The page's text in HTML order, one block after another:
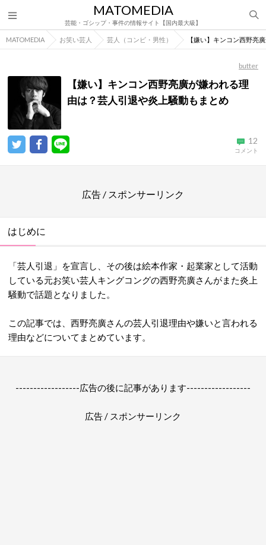
MATOMEDIA
芸能・ゴシップ・事件の情報サイト【国内最大級】
MATOMEDIA お笑い芸人 芸人（コンビ・男性） 【嫌い】キンコン西野亮
butter
【嫌い】キンコン西野亮廣が嫌われる理
由は？芸人引退や炎上騒動もまとめ
12
コメント
広告 / スポンサーリンク
はじめに
「芸人引退」を宣言し、その後は絵本作家・起業家として活動
している元お笑い芸人キングコングの西野亮廣さんがまた炎上
騒動で話題となりました。
この記事では、西野亮廣さんの芸人引退理由や嫌いと言われる
理由などについてまとめています。
------------------広告の後に記事があります------------------
広告 / スポンサーリンク